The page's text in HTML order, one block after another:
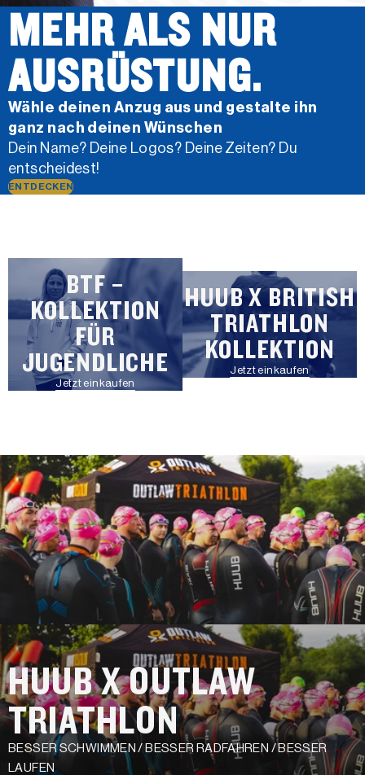
MEHR ALS NUR
AUSRÜSTUNG.
Wähle deinen Anzug aus und gestalte ihn
ganz nach deinen Wünschen
Dein Name? Deine Logos? Deine Zeiten? Du
entscheidest!
ENTDECKEN
BTF –
KOLLEKTION
FÜR
JUGENDLICHE
Jetzt einkaufen
HUUB X BRITISH
TRIATHLON
KOLLEKTION
Jetzt einkaufen
HUUB X OUTLAW
TRIATHLON
BESSER SCHWIMMEN / BESSER RADFAHREN / BESSER
LAUFEN